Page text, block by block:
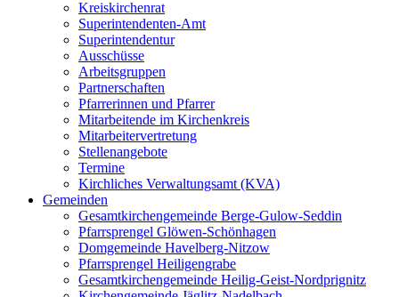
Kreiskirchenrat
Superintendenten-Amt
Superintendentur
Ausschüsse
Arbeitsgruppen
Partnerschaften
Pfarrerinnen und Pfarrer
Mitarbeitende im Kirchenkreis
Mitarbeitervertretung
Stellenangebote
Termine
Kirchliches Verwaltungsamt (KVA)
Gemeinden
Gesamtkirchengemeinde Berge-Gulow-Seddin
Pfarrsprengel Glöwen-Schönhagen
Domgemeinde Havelberg-Nitzow
Pfarrsprengel Heiligengrabe
Gesamtkirchengemeinde Heilig-Geist-Nordprignitz